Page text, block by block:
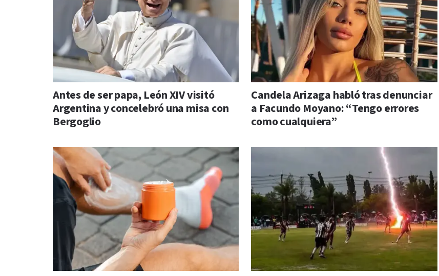
Antes de ser papa, León XIV visitó
Argentina y concelebró una misa con
Bergoglio
Candela Arizaga habló tras denunciar
a Facundo Moyano: “Tengo errores
como cualquiera”